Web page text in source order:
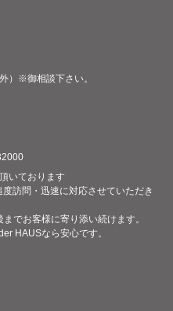
）※御相談下さい。
いております
訪問・迅速に対応させていただき
でお客様に寄り添い続けます。
HAUSなら安心です。